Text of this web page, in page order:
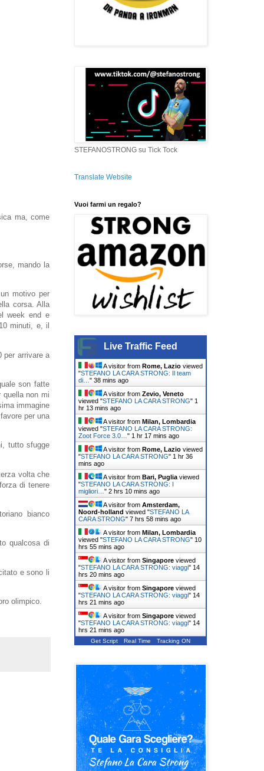
ma, come
mando la
motivo per
corsa. Alla
week end e
minuti, e, il
per arrivare a
son fatte
quella non mi
immagine
per una
tutto sfugge
volta che
di tenere
bianco
qualcosa di
e sono li
olimpico.
STEFANOSTRONG su Tick Tock
Translate Website
Vuoi farmi un regalo?
Live Traffic Feed
A visitor from Rome, Lazio viewed
"STEFANO LA CARA STRONG: Il team
di… " 38 mins ago
A visitor from Zevio, Veneto
viewed "STEFANO LA CARA STRONG" 1
hr 13 mins ago
A visitor from Milan, Lombardia
viewed "STEFANO LA CARA STRONG:
Zoot Force 3.0… " 1 hr 17 mins ago
A visitor from Rome, Lazio viewed
"STEFANO LA CARA STRONG" 1 hr 36
mins ago
A visitor from Bari, Puglia viewed
"STEFANO LA CARA STRONG: I
migliori… " 2 hrs 10 mins ago
A visitor from Amsterdam,
Noord-holland viewed "STEFANO LA
CARA STRONG" 7 hrs 58 mins ago
A visitor from Milan, Lombardia
viewed "STEFANO LA CARA STRONG" 10
hrs 55 mins ago
A visitor from Singapore viewed
"STEFANO LA CARA STRONG: viaggi" 14
hrs 20 mins ago
A visitor from Singapore viewed
"STEFANO LA CARA STRONG: viaggi" 14
hrs 21 mins ago
A visitor from Singapore viewed
"STEFANO LA CARA STRONG: viaggi" 14
hrs 21 mins ago
Get Script Real Time Tracking ON